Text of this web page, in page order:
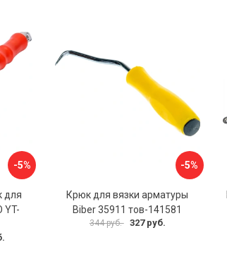
-5%
для
YT-
-5%
Крюк для вязки арматуры
Biber 35911 тов-141581
344 руб. 327 руб.